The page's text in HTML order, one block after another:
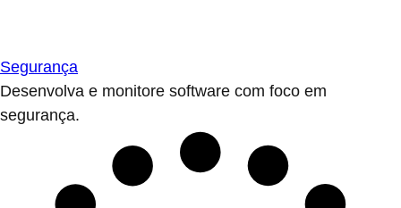
Segurança
Desenvolva e monitore software com foco em
segurança.